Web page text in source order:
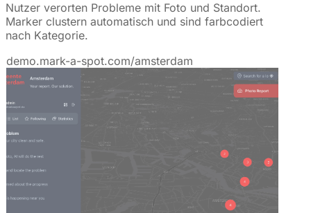
Nutzer verorten Probleme mit Foto und Standort.
Marker clustern automatisch und sind farbcodiert
nach Kategorie.
demo.mark-a-spot.com/amsterdam